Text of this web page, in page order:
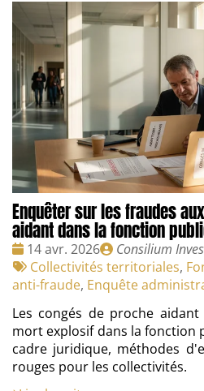
Enquêter sur les fraudes
aidant dans la fonction
Date
:
14 avr. 2026
Publié
par
Consilium
Tags
:
Collectivités territoriales,
anti-fraude, Enquête
Les congés de proche
mort explosif dans la fonction
cadre juridique, méthodes
rouges pour les collectivités.